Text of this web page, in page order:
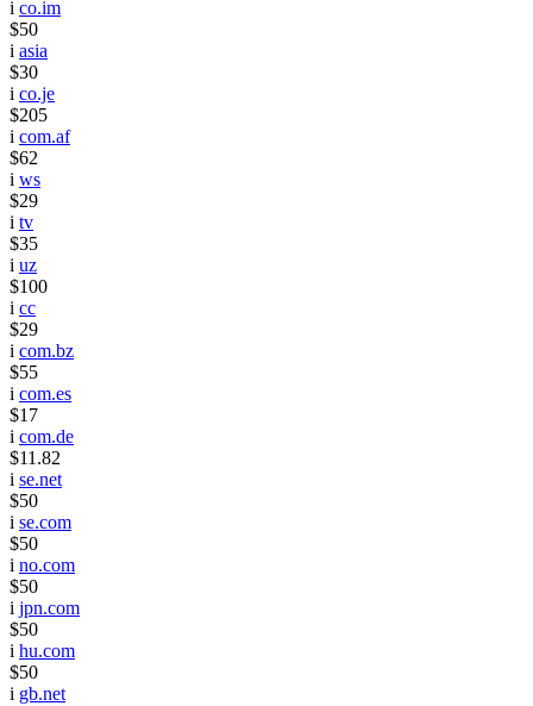
i co.im
$50
i asia
$30
i co.je
$205
i com.af
$62
i ws
$29
i tv
$35
i uz
$100
i cc
$29
i com.bz
$55
i com.es
$17
i com.de
$11.82
i se.net
$50
i se.com
$50
i no.com
$50
i jpn.com
$50
i hu.com
$50
i gb.net